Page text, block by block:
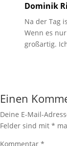
Dominik
Na der Tag
Wenn es
großartig.
Einen
Deine E-Mail-
Felder sind mit *
Kommentar *